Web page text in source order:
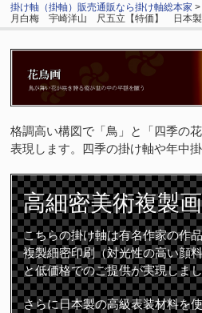
掛け軸（掛軸）販売通販なら掛け軸総本家 >
月白梅 宇崎洋山 尺五立【特価】 日本製
格調高い構図で「鳥」と「四季の
表現します。四季の掛け軸や年中
高細密美術複製画
こちらの掛け軸は有名作家の作
複製細密印刷（対光性の高い顔
と低価格でのご提供が実現しま
さらに日本製の高級表装材料を